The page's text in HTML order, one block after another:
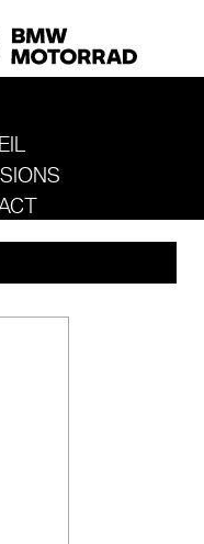
AU SITE DE SPORT MOTO